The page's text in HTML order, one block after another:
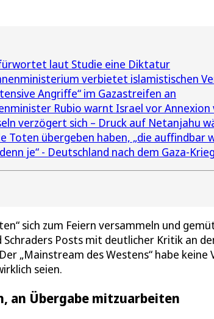
laut Studie eine Diktatur
verbietet islamistischen
Angriffe“ im Gazastreifen an
Rubio warnt Israel vor
verzögert sich – Druck auf Netanjahu
Toten übergeben haben, „die auffindbar
je“ - Deutschland nach dem Gaza-
sich zum Feiern versammeln und
Posts mit deutlicher Kritik an
„Mainstream des Westens“ habe
seien.
an Übergabe mitzuarbeiten